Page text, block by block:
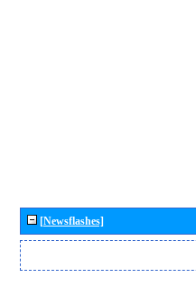
[Newsflashes]